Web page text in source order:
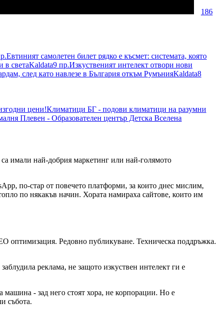
186
Евтиният самолетен билет рядко е късмет: системата, която
в светаKaldata9 пр.Изкуственият интелект отвори нови
след като навлезе в България откъм РумънияKaldata8
цени!Климатици БГ - подови климатици на разумни
Плевен - Образователен център Детска Вселена
имали най-добрия маркетинг или най-голямото
по-стар от повечето платформи, за които днес мислим,
по някакъв начин. Хората намираха сайтове, които им
оптимизация. Редовно публикуване. Техническа поддръжка.
реклама, не защото изкуствен интелект ги е
машина - зад него стоят хора, не корпорации. Но е
събота.